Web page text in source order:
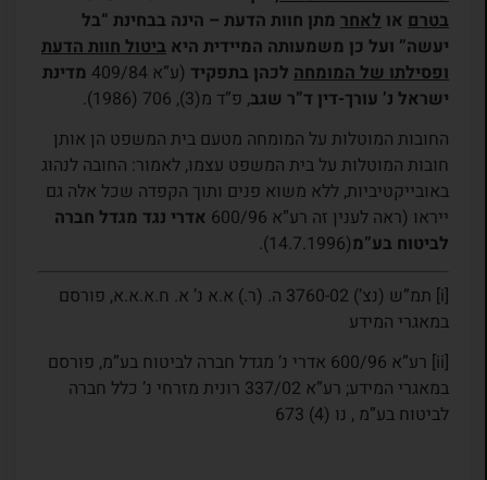
בטרםאו לאחרמתן חוות הדעת – הינה בבחינת “בל
יעשה” ועל כן משמעותה המיידית היא ביטול חוות הדעת
ופסילתו של המומחהלכהן בתפקיד(ע”א 409/84
מדינת
ישראל נ’ עורך-דין ד”ר שגב, פ”ד מ(3), 706 (1986).
החובות המוטלות על המומחה מטעם בית המשפט הן אותן
חובות המוטלות על בית המשפט עצמו, לאמור: החובה לנהוג
באובייקטיביות, ללא משוא פנים ותוך הקפדה שכל אלה גם
ייראו (ראה לענין זה רע”א 600/96
אדרי נגד מגדל חברה
לביטוח בע”מ(14.7.1996).
[i] תמ”ש (נצ’) 3760-02 ה. (ר.) א.א נ’ א. ח.א.א.א, פורסם
במאגרי המידע
[ii] רע”א 600/96 אדרי נ’ מגדל חברה לביטוח בע”מ, פורסם
במאגרי המידע; רע”א 337/02 רונית מזרחי נ’ כלל חברה
לביטוח בע”מ , נו (4) 673